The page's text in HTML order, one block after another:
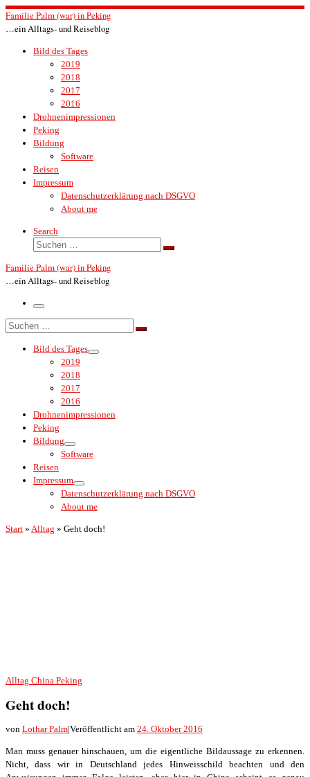
Zum
Inhalt
Familie Palm (war) in Peking
…ein Alltags- und Reiseblog
Bild des Tages
2019
2018
2017
2016
Drohnenimpressionen
Peking
Bildung
Software
Reisen
Impressum
Datenschutzerklärung nach DSGVO
About me
Search
Suche
Suchen …
Familie Palm (war) in Peking
…ein Alltags- und Reiseblog
Menü
Suche
Suchen …
Bild des Tages
2019
2018
2017
2016
Drohnenimpressionen
Peking
Bildung
Software
Reisen
Impressum
Datenschutzerklärung nach DSGVO
About me
Start » Alltag » Geht doch!
Alltag China Peking
Geht doch!
von Lothar Palm|Veröffentlicht am 24. Oktober 2016
Man muss genauer hinschauen, um die eigentliche Bildaussage zu erkennen.
Nicht, dass wir in Deutschland jedes Hinweisschild beachten und den